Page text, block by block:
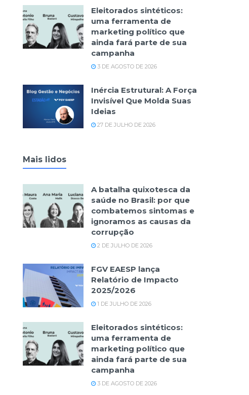
Eleitorados sintéticos:
uma ferramenta de
marketing político que
ainda fará parte de sua
campanha
3 DE AGOSTO DE 2026
Inércia Estrutural: A Força
Invisível Que Molda Suas
Ideias
27 DE JULHO DE 2026
Mais lidos
A batalha quixotesca da
saúde no Brasil: por que
combatemos sintomas e
ignoramos as causas da
corrupção
2 DE JULHO DE 2026
FGV EAESP lança
Relatório de Impacto
2025/2026
1 DE JULHO DE 2026
Eleitorados sintéticos:
uma ferramenta de
marketing político que
ainda fará parte de sua
campanha
3 DE AGOSTO DE 2026